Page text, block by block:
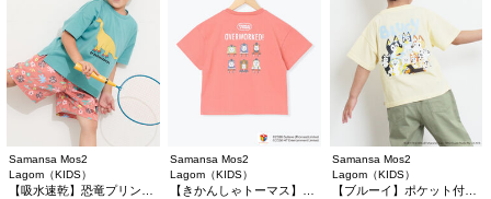
Samansa Mos2
Lagom（KIDS）
Samansa Mos2
Lagom（KIDS）
Samansa Mos2
Lagom（KIDS）
【ブルーイ】ポケット付きプリントTシャツ